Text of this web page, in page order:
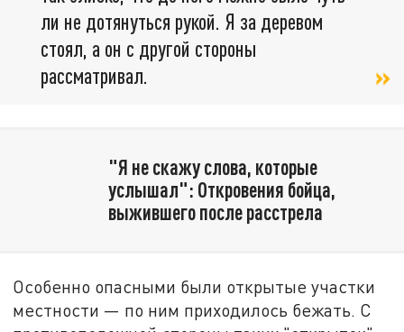
ли не дотянуться рукой. Я за деревом
стоял, а он с другой стороны
рассматривал.
"Я не скажу слова, которые
услышал": Откровения бойца,
выжившего после расстрела
Особенно опасными были открытые участки
местности — по ним приходилось бежать. С